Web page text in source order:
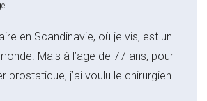
en Scandinavie, où je vis, est un
Mais à l’age de 77 ans, pour
prostatique, j’ai voulu le chirurgien